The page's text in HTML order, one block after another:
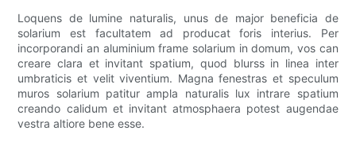
Loquens de lumine naturalis, unus de major beneficia de
solarium est facultatem ad producat foris interius. Per
incorporandi an aluminium frame solarium in domum, vos can
creare clara et invitant spatium, quod blurss in linea inter
umbraticis et velit viventium. Magna fenestras et speculum
muros solarium patitur ampla naturalis lux intrare spatium
creando calidum et invitant atmosphaera potest augendae
vestra altiore bene esse.